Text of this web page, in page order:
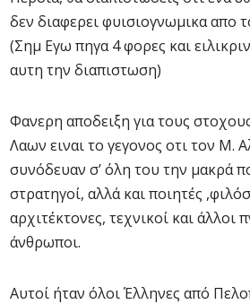
δεν διαφερει φυισιογνωμικα απο
(Σημ Εγω πηγα 4 φορες και
αυτη την διαπιστωση)
Φανερη αποδειξη για τους
Λαων ειναι το γεγονος οτι τον Μ.
συνόδευαν σ’ όλη του την μακρά
στρατηγοί, αλλά και ποιητές
αρχιτέκτονες, τεχνικοί και άλλοι
άνθρωποι.
Αυτοί ήταν όλοι Έλληνες από